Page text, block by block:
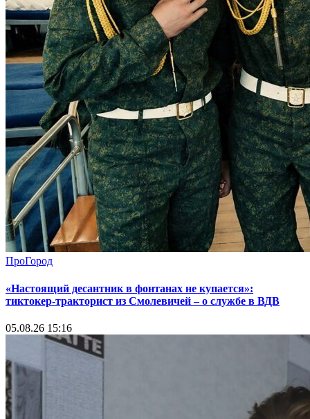
ПроГород
«Настоящий десантник в фонтанах не купается»:
тиктокер-тракторист из Смолевичей – о службе в ВДВ
05.08.26 15:16